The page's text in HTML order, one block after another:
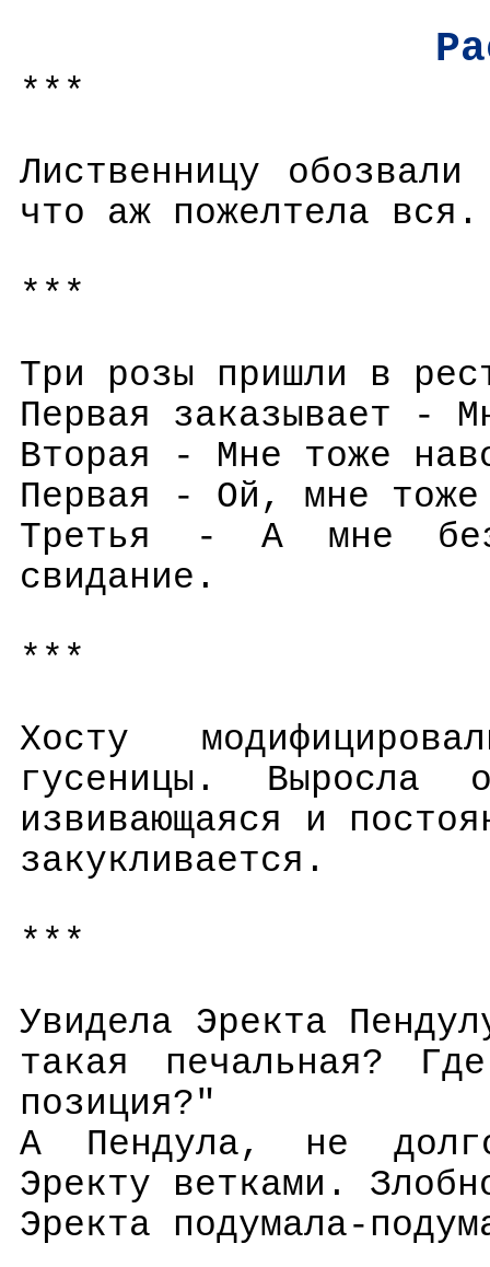
***
Лиственницу
что аж пожелтела вся.
***
Три розы пришли в
Первая заказывает -
Вторая - Мне тоже
Первая - Ой, мне
Третья - А мне
свидание.
***
Хосту
гусеницы. Выросла
извивающаяся и
закукливается.
***
Увидела Эректа
такая печальная?
позиция?"
А Пендула, не
Эректу ветками.
Эректа подумала-